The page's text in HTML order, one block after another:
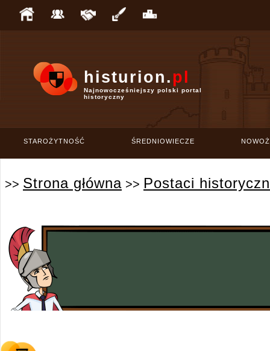
histurion.pl
Najnowocześniejszy polski portal
historyczny
STAROŻYTNOŚĆ ŚREDNIOWIECZE
>> Strona główna >> Postaci